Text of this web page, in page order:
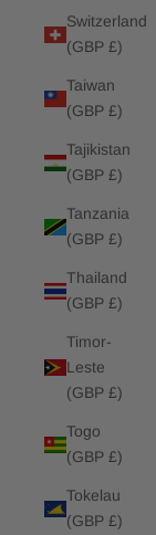
Switzerland
(GBP £)
Taiwan
(GBP £)
Tajikistan
(GBP £)
Tanzania
(GBP £)
Thailand
(GBP £)
Timor-
Leste
(GBP £)
Togo
(GBP £)
Tokelau
(GBP £)